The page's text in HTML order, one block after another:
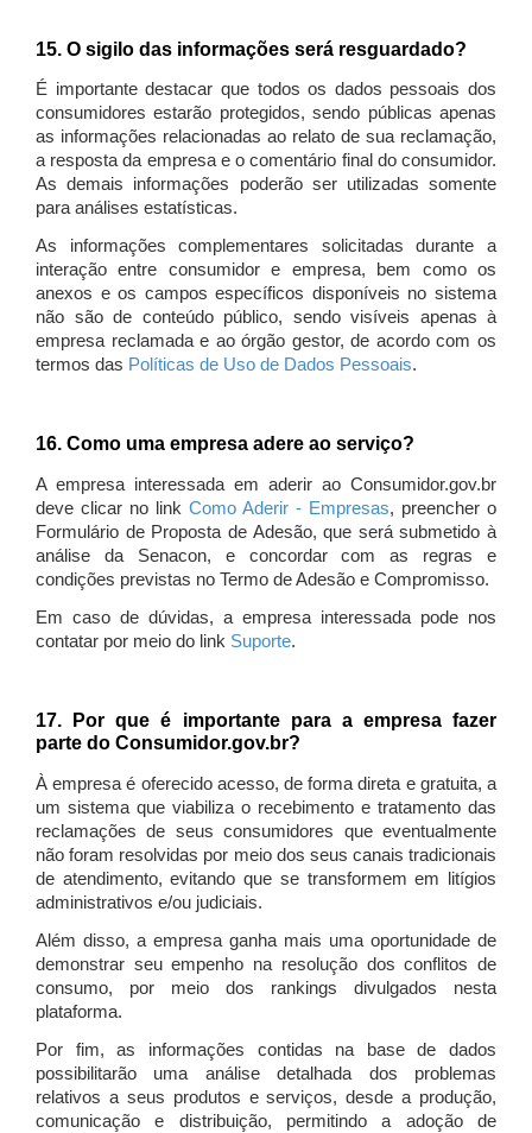
15. O sigilo das informações será resguardado?
É importante destacar que todos os dados pessoais dos
consumidores estarão protegidos, sendo públicas apenas
as informações relacionadas ao relato de sua reclamação,
a resposta da empresa e o comentário final do consumidor.
As demais informações poderão ser utilizadas somente
para análises estatísticas.
As informações complementares solicitadas durante a
interação entre consumidor e empresa, bem como os
anexos e os campos específicos disponíveis no sistema
não são de conteúdo público, sendo visíveis apenas à
empresa reclamada e ao órgão gestor, de acordo com os
termos das Políticas de Uso de Dados Pessoais.
16. Como uma empresa adere ao serviço?
A empresa interessada em aderir ao Consumidor.gov.br
deve clicar no link Como Aderir - Empresas, preencher o
Formulário de Proposta de Adesão, que será submetido à
análise da Senacon, e concordar com as regras e
condições previstas no Termo de Adesão e Compromisso.
Em caso de dúvidas, a empresa interessada pode nos
contatar por meio do link Suporte.
17. Por que é importante para a empresa fazer
parte do Consumidor.gov.br?
À empresa é oferecido acesso, de forma direta e gratuita, a
um sistema que viabiliza o recebimento e tratamento das
reclamações de seus consumidores que eventualmente
não foram resolvidas por meio dos seus canais tradicionais
de atendimento, evitando que se transformem em litígios
administrativos e/ou judiciais.
Além disso, a empresa ganha mais uma oportunidade de
demonstrar seu empenho na resolução dos conflitos de
consumo, por meio dos rankings divulgados nesta
plataforma.
Por fim, as informações contidas na base de dados
possibilitarão uma análise detalhada dos problemas
relativos a seus produtos e serviços, desde a produção,
comunicação e distribuição, permitindo a adoção de